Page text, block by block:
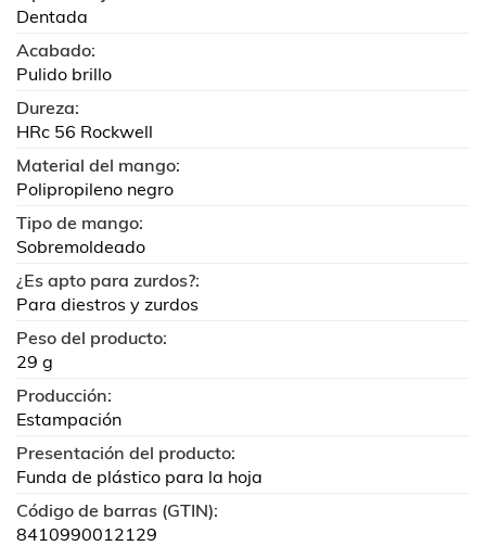
Dentada
Acabado:
Pulido brillo
Dureza:
HRc 56 Rockwell
Material del mango:
Polipropileno negro
Tipo de mango:
Sobremoldeado
¿Es apto para zurdos?:
Para diestros y zurdos
Peso del producto:
29 g
Producción:
Estampación
Presentación del producto:
Funda de plástico para la hoja
Código de barras (GTIN):
8410990012129